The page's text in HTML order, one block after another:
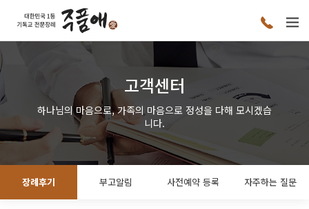
고객센터
하나님의 마음으로, 가족의 마음으로 정성을 다해 모시겠습
니다.
장례후기 부고알림 사전예약 등록 자주하는 질문